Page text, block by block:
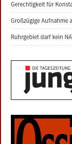
Gerechtigkeit für
Großzügige Aufnahme
Ruhrgebiet darf kein